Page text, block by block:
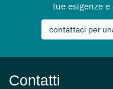
tue esigenze
contattaci per
Contatti